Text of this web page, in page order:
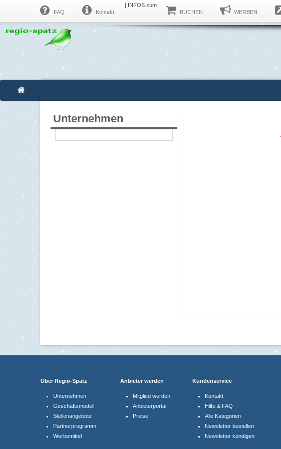
FAQ Kontakt
| INFOS zum
BUCHEN
WERBEN
Unternehmen
Über Regio-Spatz
Unternehmen
Geschäftsmodell
Stellenangebote
Partnerprogramm
Werbemittel
Anbieter werden
Mitglied werden
Anbieterportal
Preise
Kundenservice
Kontakt
Hilfe & FAQ
Alle Kategorien
Newsletter bestellen
Newsletter kündigen